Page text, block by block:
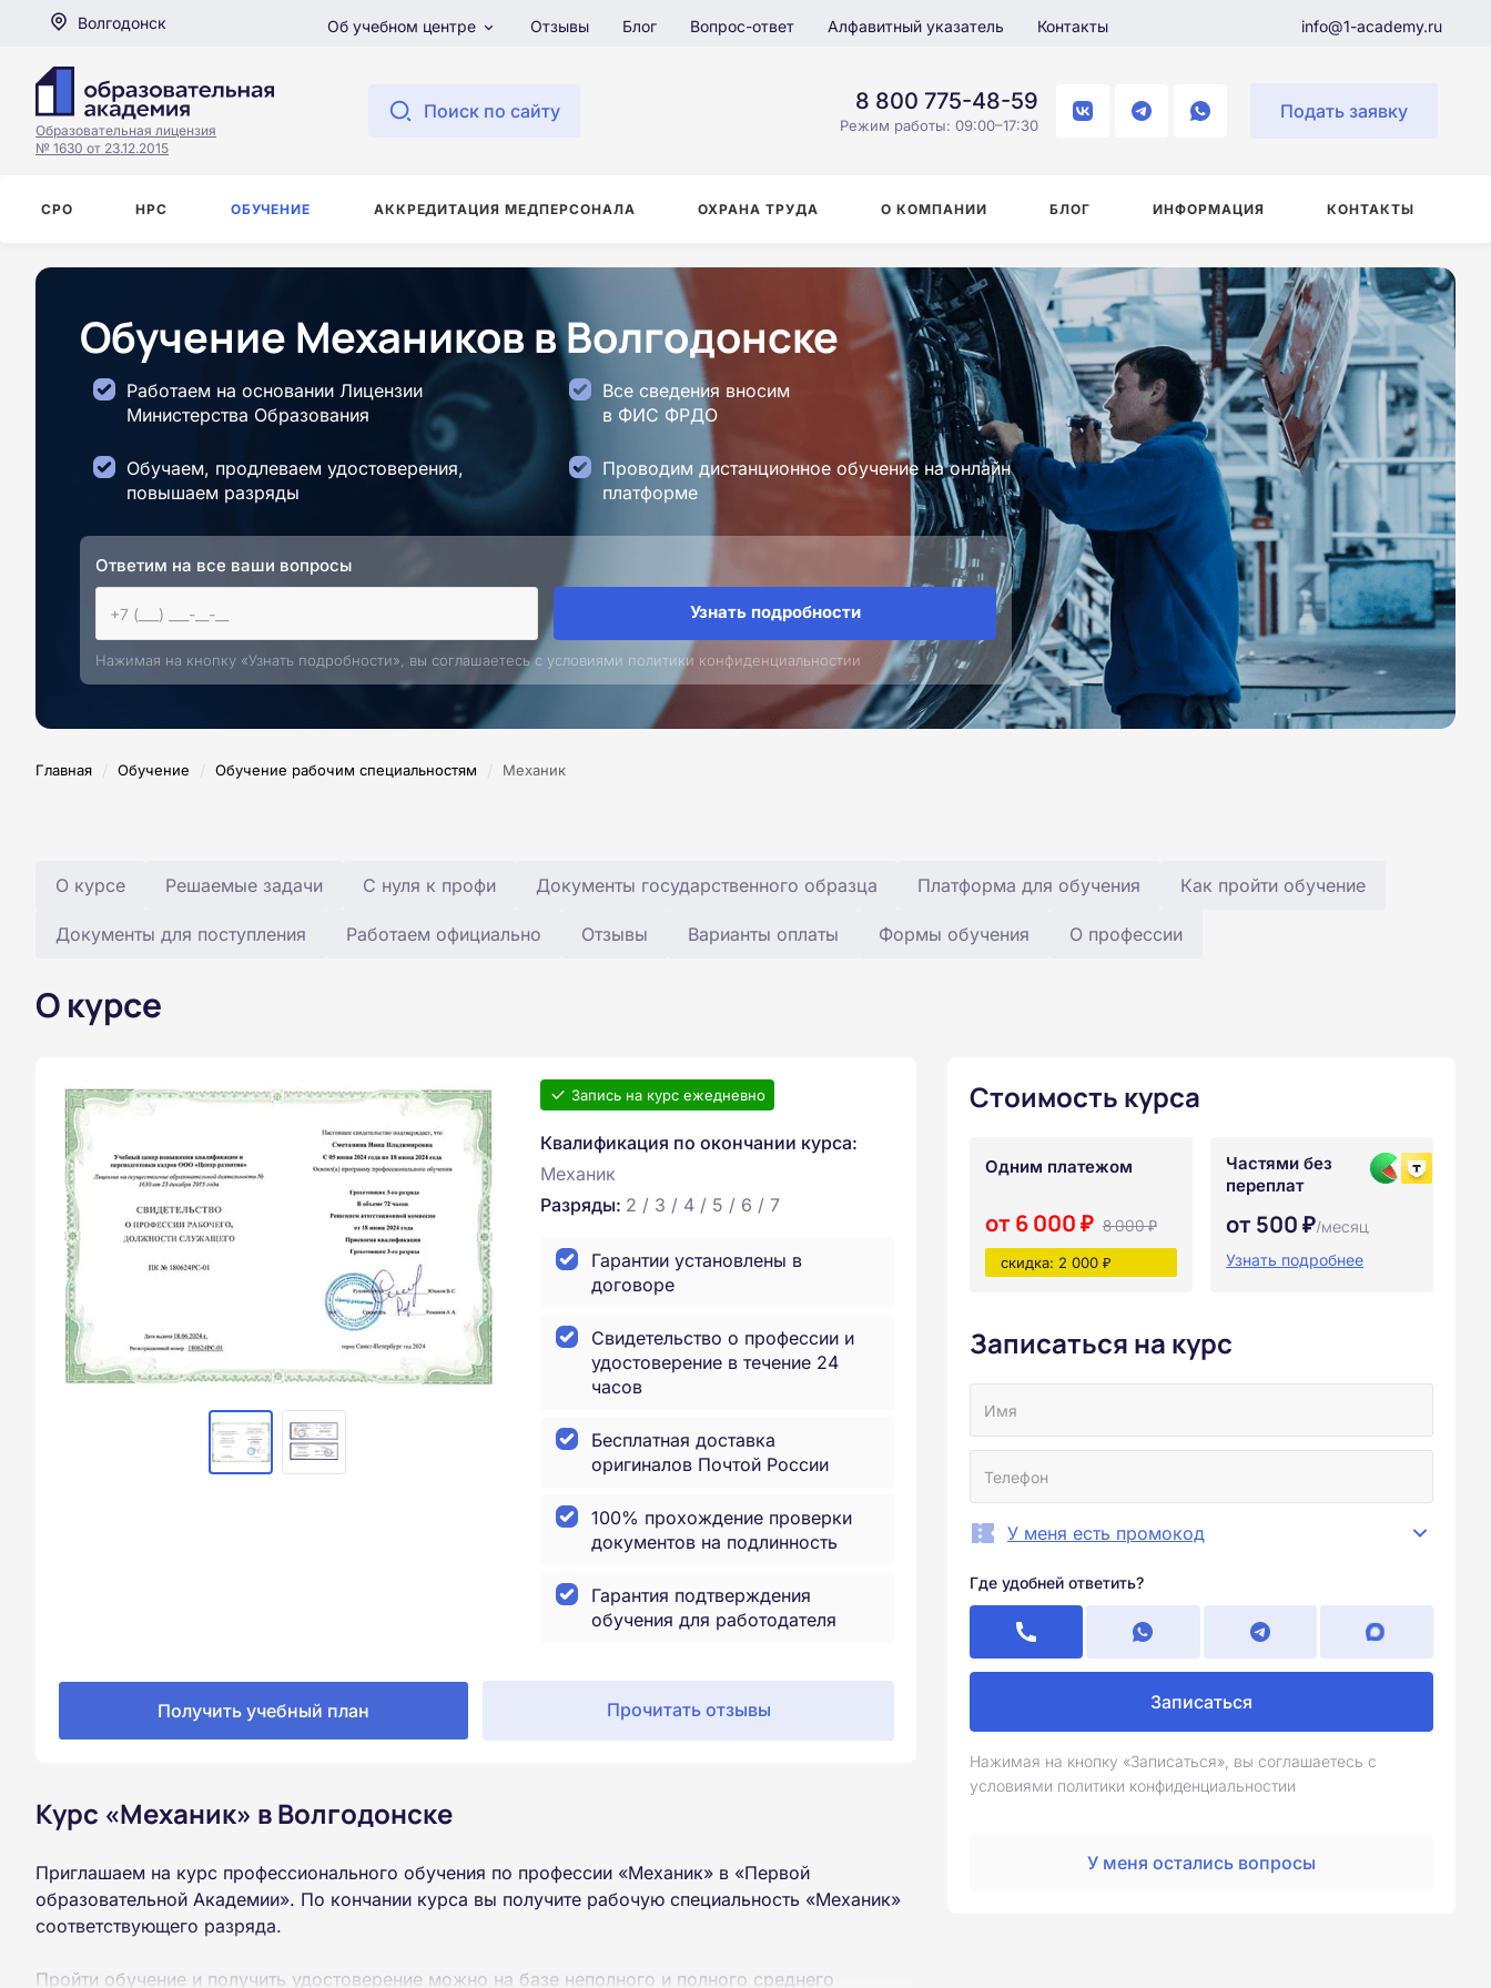
Волгодонск Об учебном центре Отзывы Блог Вопрос-ответ Алфавитный указатель Контакты info@1-academy.ru
Образовательная лицензия
№ 1630 от 23.12.2015
Поиск по сайту 8 800 775-48-59
Режим работы: 09:00–17:30
Подать заявку
СРО НРС ОБУЧЕНИЕ АККРЕДИТАЦИЯ МЕДПЕРСОНАЛА ОХРАНА ТРУДА О КОМПАНИИ БЛОГ ИНФОРМАЦИЯ КОНТАКТЫ
Обучение Механиков в Волгодонске
Работаем на основании Лицензии
Министерства Образования
Все сведения вносим
в ФИС ФРДО
Обучаем, продлеваем удостоверения,
повышаем разряды
Проводим дистанционное обучение на онлайн
платформе
Ответим на все ваши вопросы
Узнать подробности
Нажимая на кнопку «Узнать подробности», вы соглашаетесь с условиями политики конфиденциальностии
Главная / Обучение / Обучение рабочим специальностям / Механик
О курсе Решаемые задачи С нуля к профи Документы государственного образца Платформа для обучения Как пройти обучение
Документы для поступления Работаем официально Отзывы Варианты оплаты Формы обучения О профессии
О курсе
Запись на курс ежедневно
Квалификация по окончании курса:
Механик
Разряды: 2 / 3 / 4 / 5 / 6 / 7
Гарантии установлены в
договоре
Свидетельство о профессии и
удостоверение в течение 24
часов
Бесплатная доставка
оригиналов Почтой России
100% прохождение проверки
документов на подлинность
Гарантия подтверждения
обучения для работодателя
Получить учебный план Прочитать отзывы
Курс «Механик» в Волгодонске
Приглашаем на курс профессионального обучения по профессии «Механик» в «Первой
образовательной Академии». По кончании курса вы получите рабочую специальность «Механик»
соответствующего разряда.
Пройти обучение и получить удостоверение можно на базе неполного и полного среднего
Стоимость курса
Одним платежом
от 6 000 ₽ 8 000 ₽
скидка: 2 000 ₽
Частями без
переплат
от 500 ₽/месяц
Узнать подробнее
Записаться на курс
У меня есть промокод
Где удобней ответить?
Записаться
Нажимая на кнопку «Записаться», вы соглашаетесь с
условиями политики конфиденциальностии
У меня остались вопросы